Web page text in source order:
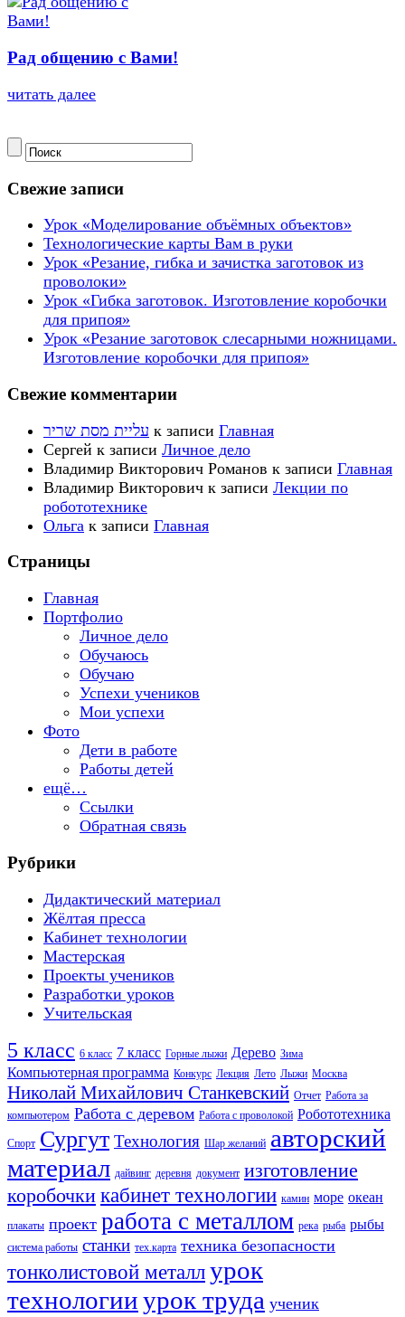
Рад общению с Вами!
читать далее
Свежие записи
Урок «Моделирование объёмных объектов»
Технологические карты Вам в руки
Урок «Резание, гибка и зачистка заготовок из
проволоки»
Урок «Гибка заготовок. Изготовление коробочки
для припоя»
Урок «Резание заготовок слесарными ножницами.
Изготовление коробочки для припоя»
Свежие комментарии
עליית מסת שריר к записи Главная
Сергей к записи Личное дело
Владимир Викторович Романов к записи Главная
Владимир Викторович к записи Лекции по
робототехнике
Ольга к записи Главная
Страницы
Главная
Портфолио
Личное дело
Обучаюсь
Обучаю
Успехи учеников
Мои успехи
Фото
Дети в работе
Работы детей
ещё…
Ссылки
Обратная связь
Рубрики
Дидактический материал
Жёлтая пресса
Кабинет технологии
Мастерская
Проекты учеников
Разработки уроков
Учительская
5 класс 6 класс 7 класс Горные лыжи Дерево Зима
Компьютерная программа Конкурс Лекция Лето Лыжи Москва
Николай Михайлович Станкевский Отчет Работа за
компьютером Работа с деревом Работа с проволокой Робототехника
Спорт Сургут Технология Шар желаний авторский
материал дайвинг деревня документ изготовление
коробочки кабинет технологии камин море океан
плакаты проект работа с металлом река рыба рыбы
система работы станки тех.карта техника безопасности
тонколистовой металлурок
технологииурок труда ученик